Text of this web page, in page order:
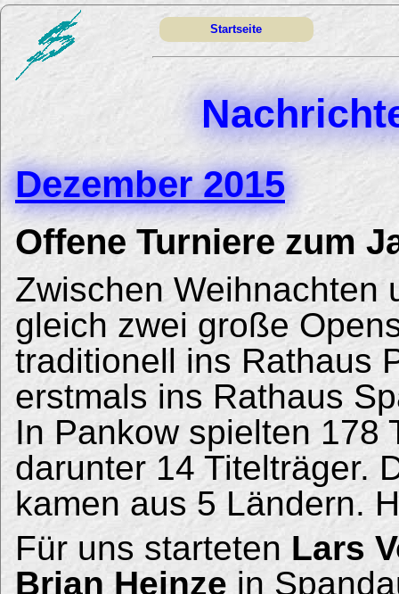
Startseite
Dezember 2015
Offene Turniere zum
Zwischen Weihnachten
gleich zwei große
traditionell ins Rathaus
erstmals ins Rathaus
In Pankow spielten 178
darunter 14 Titelträger.
kamen aus 5 Ländern.
Für uns starteten Lars
Brian Heinze in